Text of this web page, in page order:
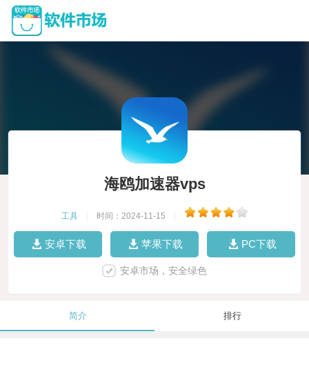
海鸥加速器vps
工具 时间：2024-11-15
安卓下载 苹果下载 PC下载
安卓市场，安全绿色
简介 排行